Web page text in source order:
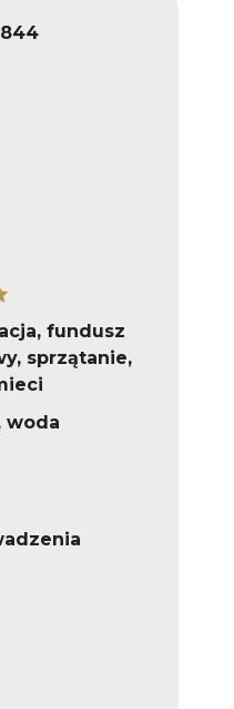
fundusz
sprzątanie,
woda